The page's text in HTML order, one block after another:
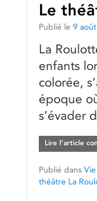
Le
Publié le 9
La
enfants
colorée,
époque
s’évader
Lire l’article
Publié dans
théâtre La